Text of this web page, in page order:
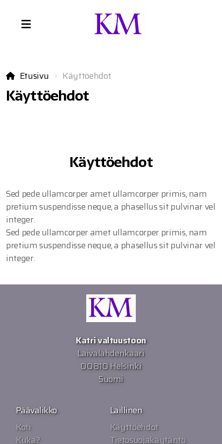
Etusivu Käyttöehdot
Käyttöehdot
Käyttöehdot
Sed pede ullamcorper amet ullamcorper primis, nam
pretium suspendisse neque, a phasellus sit pulvinar vel
integer.
Sed pede ullamcorper amet ullamcorper primis, nam
pretium suspendisse neque, a phasellus sit pulvinar vel
integer.
Katri valtuustoon
Laivalahdenkaari
00810 Helsinki
Suomi
Päävalikko
Koti
Kuka?
Laillinen
Käyttöehdot
Tietosuojakäytäntö